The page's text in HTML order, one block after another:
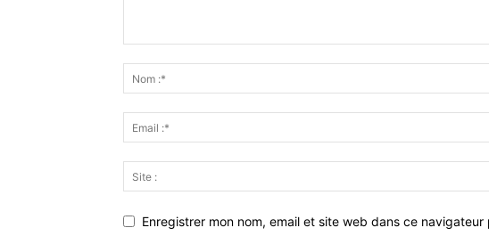
Enregistrer mon nom, email et site web dans ce